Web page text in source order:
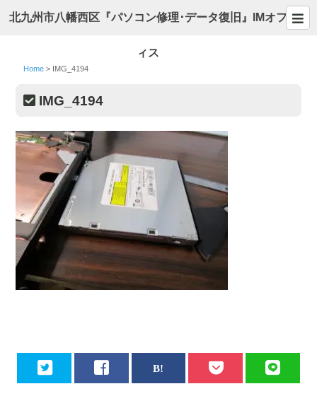
北九州市八幡西区『パソコン修理･データ復旧』IMオフ
ィス
Home > IMG_4194
IMG_4194